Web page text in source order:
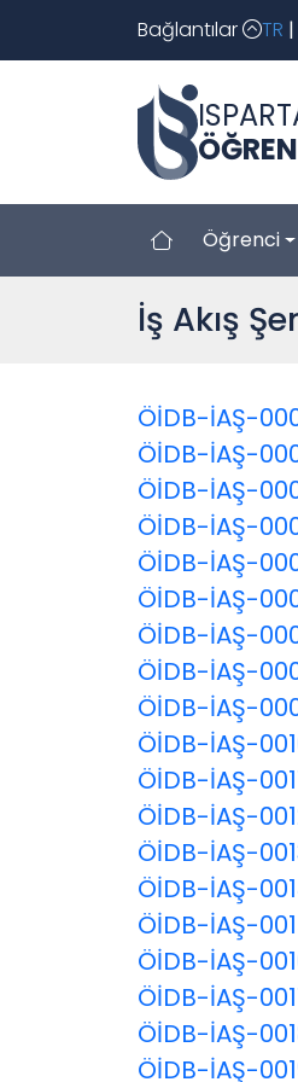
Bağlantılar TR |
Öğrenci
İş Akış
ÖİDB-İAŞ-
ÖİDB-İAŞ-
ÖİDB-İAŞ-
ÖİDB-İAŞ-
ÖİDB-İAŞ-
ÖİDB-İAŞ-
ÖİDB-İAŞ-
ÖİDB-İAŞ-
ÖİDB-İAŞ-
ÖİDB-İAŞ-
ÖİDB-İAŞ-
ÖİDB-İAŞ-
ÖİDB-İAŞ-
ÖİDB-İAŞ-
ÖİDB-İAŞ-
ÖİDB-İAŞ-
ÖİDB-İAŞ-
ÖİDB-İAŞ-
ÖİDB-İAŞ-